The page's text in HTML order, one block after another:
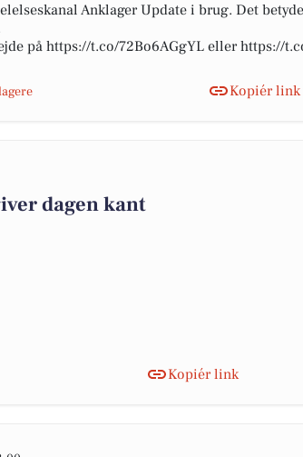
Anklager Update i brug. Det
på https://t.co/72Bo6AGgYL eller https://
Kopiér link
dagen kant
Kopiér link